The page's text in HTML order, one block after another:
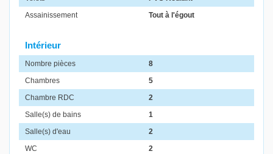
Assainissement
Tout à l'égout
Intérieur
Nombre pièces
8
Chambres
5
Chambre RDC
2
Salle(s) de bains
1
Salle(s) d'eau
2
WC
2